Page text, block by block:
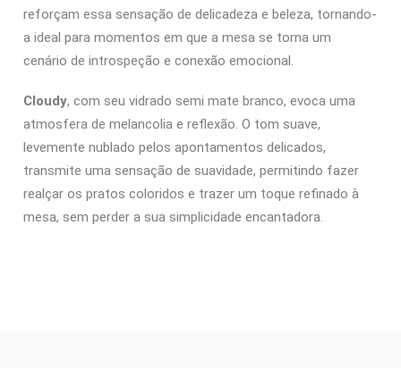
reforçam essa sensação de delicadeza e beleza, tornando-
a ideal para momentos em que a mesa se torna um
cenário de introspeção e conexão emocional.
Cloudy, com seu vidrado semi mate branco, evoca uma
atmosfera de melancolia e reflexão. O tom suave,
levemente nublado pelos apontamentos delicados,
transmite uma sensação de suavidade, permitindo fazer
realçar os pratos coloridos e trazer um toque refinado à
mesa, sem perder a sua simplicidade encantadora.